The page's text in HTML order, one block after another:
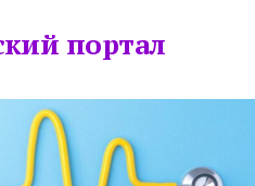
портал